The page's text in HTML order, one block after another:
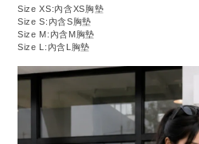
Size XS:內含XS胸墊
Size S:內含S胸墊
Size M:內含M胸墊
Size L:內含L胸墊